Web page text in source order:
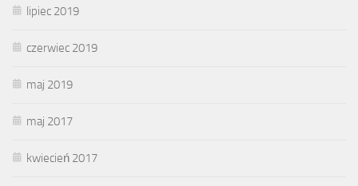
lipiec 2019
czerwiec 2019
maj 2019
maj 2017
kwiecień 2017